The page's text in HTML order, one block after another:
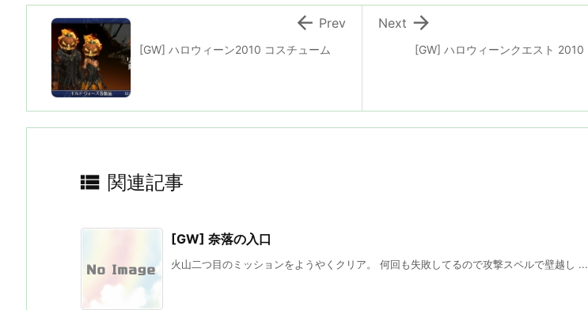
[GW] ハロウィーンクエスト 2010

Next
[GW] ハロウィーン2010 コスチューム
 Prev
 関連記事
[GW] 奈落の入口
火山二つ目のミッションをようやくクリア。 何回も失敗してるので攻撃スペルで壁越し ...